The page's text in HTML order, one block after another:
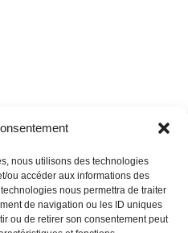
nous utilisons des technologies
ou accéder aux informations des
nous permettra de traiter
de navigation ou les ID uniques
ou de retirer son consentement peut